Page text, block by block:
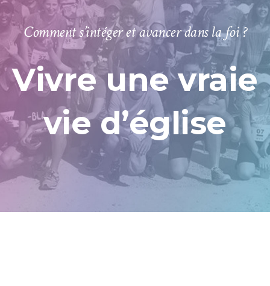
Comment s’intéger et avancer dans la foi ?
Vivre une vraie
vie d’église